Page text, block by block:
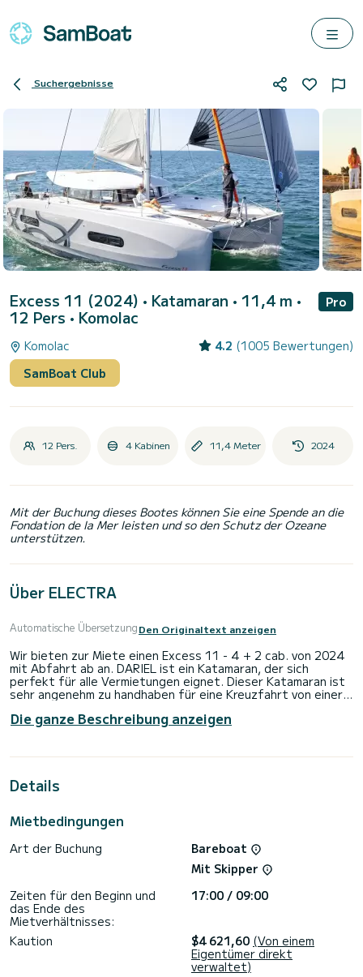
Suchergebnisse
Excess 11 (2024) • Katamaran • 11,4 m •
12 Pers • Komolac
Pro
Komolac 4.2 (1005 Bewertungen)
SamBoat Club
12 Pers. 4 Kabinen 11,4 Meter 2024
Mit der Buchung dieses Bootes können Sie eine Spende an die
Fondation de la Mer leisten und so den Schutz der Ozeane
unterstützen.
Über ELECTRA
Automatische ÜbersetzungDen Originaltext anzeigen
Wir bieten zur Miete einen Excess 11 - 4 + 2 cab. von 2024
mit Abfahrt ab an. DARIEL ist ein Katamaran, der sich
perfekt für alle Vermietungen eignet. Dieser Katamaran ist
sehr angenehm zu handhaben für eine Kreuzfahrt von einer
Das Boot verfügt über 4 Kabinen mit allem Komfort und
von 11 Metern und 58 PS wird es Ihr bester Freund sein,
verbringen.
ausgestattet.
Es verfügt über die folgende Ausstattung: Autopilot,
Lautsprecher, Wassermacher, Bluetooth-Verbindung.
Wir laden Sie ein, direkt über die Plattform ein Angebot
anzufordern. Wir werden uns mit unseren besten Angeboten
Die ganze Beschreibung anzeigen
Details
Mietbedingungen
Art der Buchung
Bareboat
Mit Skipper
Zeiten für den Beginn und
das Ende des
Mietverhältnisses:
17:00 / 09:00
Kaution $4 621,60 (Von einem
Eigentümer direkt
verwaltet)